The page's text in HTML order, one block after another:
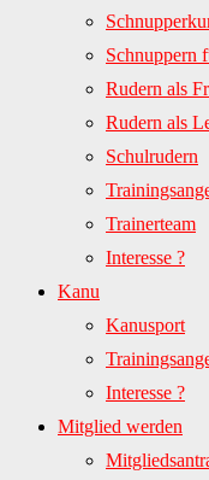
Schnuppern
Rudern als
Rudern als
Schulrudern
Trainerteam
Interesse ?
Kanu
Kanusport
Interesse ?
Mitglied werden